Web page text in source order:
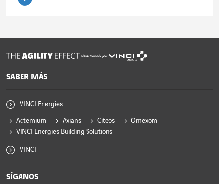
desarrollado por
SABER MÁS
VINCI Energies
Actemium Axians Citeos
Omexom
VINCI Energies Building Solutions
VINCI
SÍGANOS